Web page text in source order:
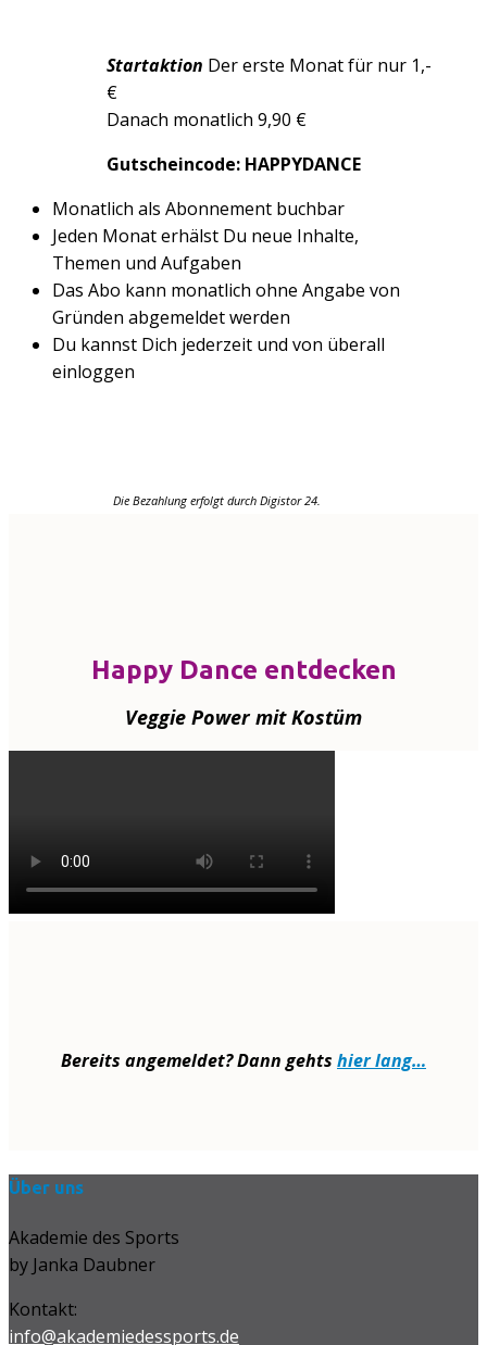
Startaktion Der erste Monat für nur 1,-
€
Danach monatlich 9,90 €
Gutscheincode: HAPPYDANCE
Monatlich als Abonnement buchbar
Jeden Monat erhälst Du neue Inhalte,
Themen und Aufgaben
Das Abo kann monatlich ohne Angabe von
Gründen abgemeldet werden
Du kannst Dich jederzeit und von überall
einloggen
Die Bezahlung erfolgt durch Digistor 24.
Happy Dance entdecken
Veggie Power mit Kostüm
Bereits angemeldet? Dann gehts hier lang…
Über uns
Akademie des Sports
by Janka Daubner
Kontakt:
info@akademiedessports.de